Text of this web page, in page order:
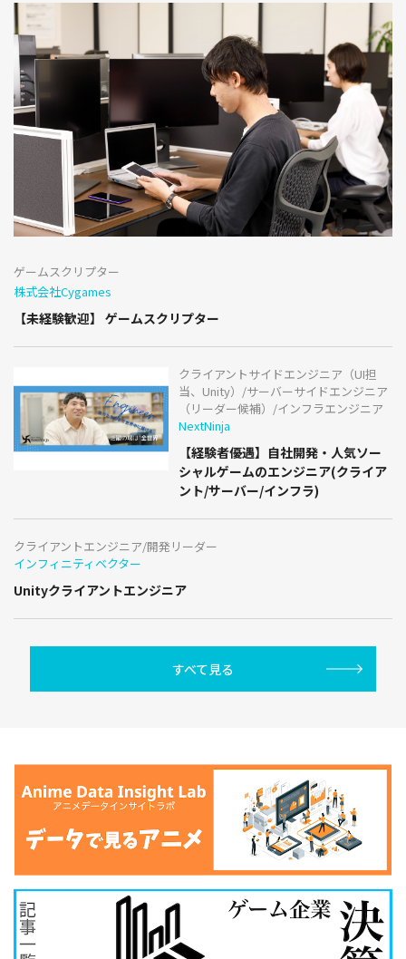
ゲームスクリプター
株式会社Cygames
【未経験歓迎】 ゲームスクリプター
クライアントサイドエンジニア（UI担
当、Unity）/サーバーサイドエンジニア
（リーダー候補）/インフラエンジニア
NextNinja
【経験者優遇】自社開発・人気ソー
シャルゲームのエンジニア(クライア
ント/サーバー/インフラ)
クライアントエンジニア/開発リーダー
インフィニティベクター
Unityクライアントエンジニア
すべて見る